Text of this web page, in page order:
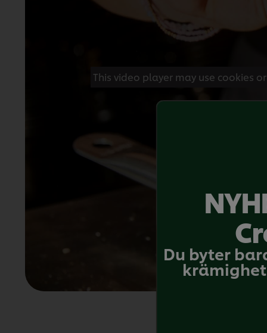
This video player may use cookies
Det är
Du byter